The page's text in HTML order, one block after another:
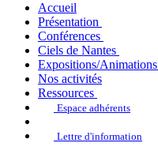
Accueil
Présentation
Conférences
Ciels de Nantes
Expositions/Animations
Nos activités
Ressources
Espace adhérents
Lettre d'information